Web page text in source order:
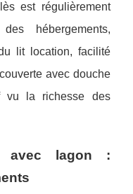
est régulièrement
hébergements,
lit location, facilité
avec douche
vu la richesse des
avec lagon :